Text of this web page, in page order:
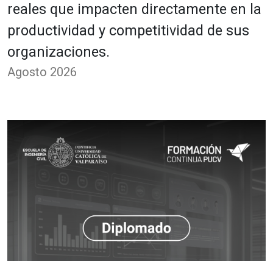
reales que impacten directamente en la
productividad y competitividad de sus
organizaciones.
Agosto 2026